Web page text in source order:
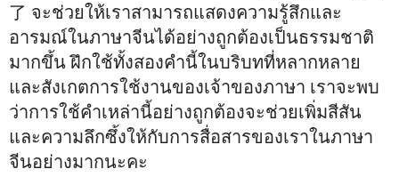
了 จะช่วยให้เราสามารถแสดงความรู้สึกและ
อารมณ์ในภาษาจีนได้อย่างถูกต้องเป็นธรรมชาติ
มากขึ้น ฝึกใช้ทั้งสองคำนี้ในบริบทที่หลากหลาย
และสังเกตการใช้งานของเจ้าของภาษา เราจะพบ
ว่าการใช้คำเหล่านี้อย่างถูกต้องจะช่วยเพิ่มสีสัน
และความลึกซึ้งให้กับการสื่อสารของเราในภาษา
จีนอย่างมากนะคะ